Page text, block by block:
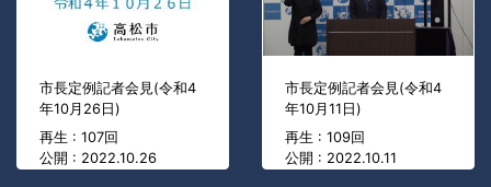
市長定例記者会見(令和4
年10月26日)
再生 : 107回
公開 : 2022.10.26
市長定例記者会見(令和4
年10月11日)
再生 : 109回
公開 : 2022.10.11